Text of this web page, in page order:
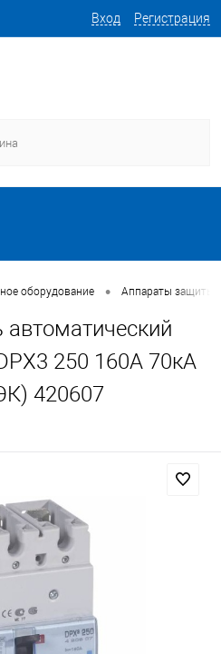
Вход Регистрация
оборудование • Аппараты защиты
250 160А 70кА
420607